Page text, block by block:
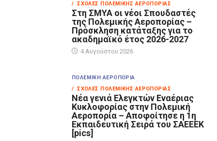
/ ΣΧΟΛΈΣ ΠΟΛΕΜΙΚΉΣ ΑΕΡΟΠΟΡΊΑΣ
Στη ΣΜΥΑ οι νέοι Σπουδαστές
της Πολεμικής Αεροπορίας –
Πρόσκληση κατάταξης για το
ακαδημαϊκό έτος 2026-2027
4 Αυγούστου 2026
ΠΟΛΕΜΙΚΉ ΑΕΡΟΠΟΡΊΑ
/ ΣΧΟΛΈΣ ΠΟΛΕΜΙΚΉΣ ΑΕΡΟΠΟΡΊΑΣ
Νέα γενιά Ελεγκτών Εναέριας
Κυκλοφορίας στην Πολεμική
Αεροπορία – Αποφοίτησε η 1η
Εκπαιδευτική Σειρά του ΣΑΕΕΕΚ
[pics]